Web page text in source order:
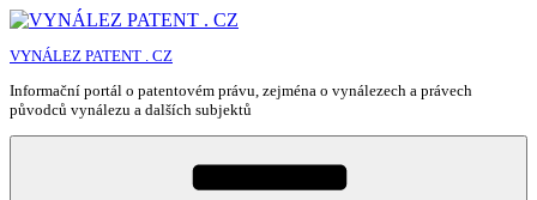
Přejít
obsahu
webu
VYNÁLEZ PATENT . CZ
Informační portál o patentovém právu, zejména o vynálezech a právech
původců vynálezu a dalších subjektů